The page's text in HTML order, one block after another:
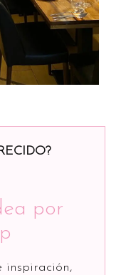
por
inspiración,